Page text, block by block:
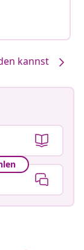
kannst